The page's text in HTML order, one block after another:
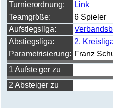
Turnierordnung:
Link
Teamgröße:
6 Spieler
Aufstiegsliga:
Abstiegsliga:
2.
Parametrisierung: Franz
1 Aufsteiger zu
2 Absteiger zu